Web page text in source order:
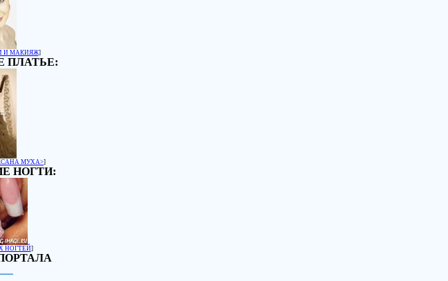
И МАКИЯЖ]
ПЛАТЬЕ:
МУХА>]
НОГТИ:
НОГТЕЙ]